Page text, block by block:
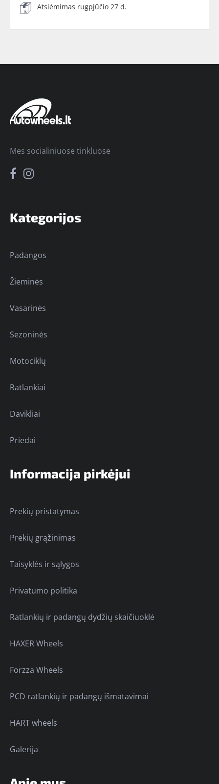
Atsiėmimas rugpjūčio 27 d.
Kategorijos
Padangos
Žieminės
Vasarinės
Sezoninės
Motociklų
Ratlankiai
Davikliai
Priedai
Informacija pirkėjui
Prekių pristatymas
Prekių grąžinimas
Taisyklės ir sąlygos
Privatumo politika
Ratlankių ir padangų dydžių skaičiuoklė
HAXER Wheels
Forzza Wheels
PCD ratlankių ir padangų išmatavimai
HART wheels
Galerija
Mes socialiniuose tinkluose